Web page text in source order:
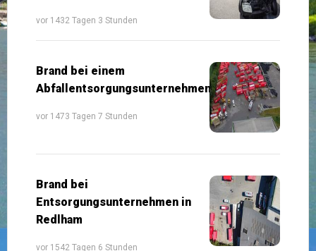
vor 1432 Tagen 3 Stunden
Brand bei einem
Abfallentsorgungsunternehmen
vor 1473 Tagen 7 Stunden
Brand bei
Entsorgungsunternehmen in
Redlham
vor 1542 Tagen 6 Stunden